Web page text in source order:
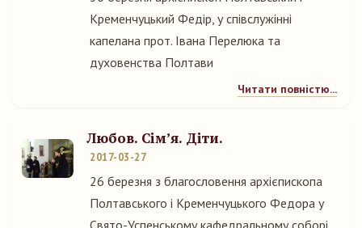
Кременчуцький Федір, у співслужінні
капелана прот. Івана Перелюка та
духовенства Полтави
Читати повністю...
Любов. Сім’я. Діти.
2017-03-27
26 березня з благословення архієпископа
Полтавського і Кременчуцького Федора у
Свято-Успенському кафедральному соборі